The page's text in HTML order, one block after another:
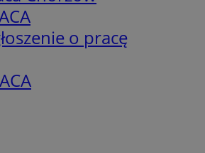
o pracę